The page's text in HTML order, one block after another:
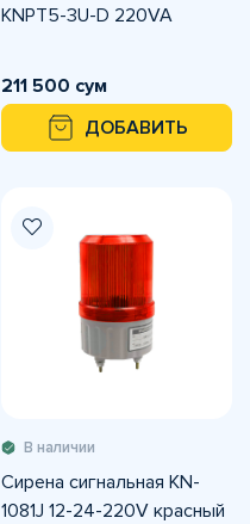
KNPT5-3U-D 220VA
211 500 сум
ДОБАВИТЬ
В наличии
Сирена сигнальная KN-
1081J 12-24-220V красный